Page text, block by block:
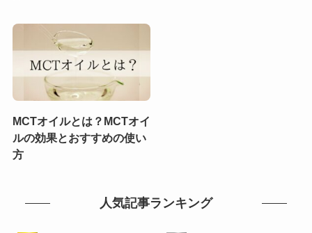
MCTオイルとは？MCTオイ
ルの効果とおすすめの使い
方
人気記事ランキング